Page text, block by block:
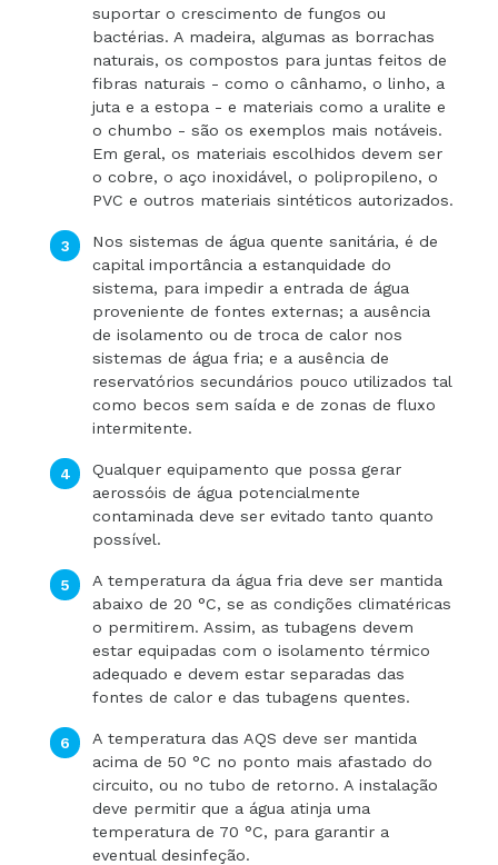
suportar o crescimento de fungos ou
bactérias. A madeira, algumas as borrachas
naturais, os compostos para juntas feitos de
fibras naturais - como o cânhamo, o linho, a
juta e a estopa - e materiais como a uralite e
o chumbo - são os exemplos mais notáveis.
Em geral, os materiais escolhidos devem ser
o cobre, o aço inoxidável, o polipropileno, o
PVC e outros materiais sintéticos autorizados.
Nos sistemas de água quente sanitária, é de
capital importância a estanquidade do
sistema, para impedir a entrada de água
proveniente de fontes externas; a ausência
de isolamento ou de troca de calor nos
sistemas de água fria; e a ausência de
reservatórios secundários pouco utilizados tal
como becos sem saída e de zonas de fluxo
intermitente.
Qualquer equipamento que possa gerar
aerossóis de água potencialmente
contaminada deve ser evitado tanto quanto
possível.
A temperatura da água fria deve ser mantida
abaixo de 20 °C, se as condições climatéricas
o permitirem. Assim, as tubagens devem
estar equipadas com o isolamento térmico
adequado e devem estar separadas das
fontes de calor e das tubagens quentes.
A temperatura das AQS deve ser mantida
acima de 50 °C no ponto mais afastado do
circuito, ou no tubo de retorno. A instalação
deve permitir que a água atinja uma
temperatura de 70 °C, para garantir a
eventual desinfeção.